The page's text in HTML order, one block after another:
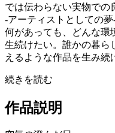
では伝わらない実物での
-アーティストとしての夢
何があっても、どんな環
生続けたい。誰かの暮ら
えるような作品を生み続
続きを読む
作品説明